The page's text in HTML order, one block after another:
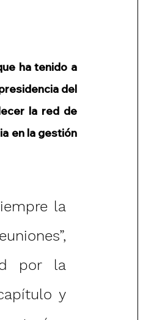
ha tenido a
del
la red de
en la gestión
la
por la
y